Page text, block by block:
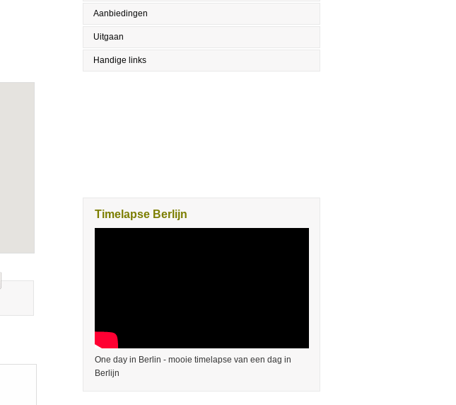
Aanbiedingen
Uitgaan
Handige links
Timelapse Berlijn
One day in Berlin - mooie timelapse van een dag in
Berlijn